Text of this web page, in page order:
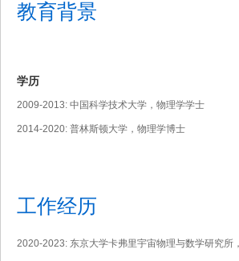
教育背景
学历
2009-2013: 中国科学技术大学，物理学学士
2014-2020: 普林斯顿大学，物理学博士
工作经历
2020-2023: 东京大学卡弗里宇宙物理与数学研究所